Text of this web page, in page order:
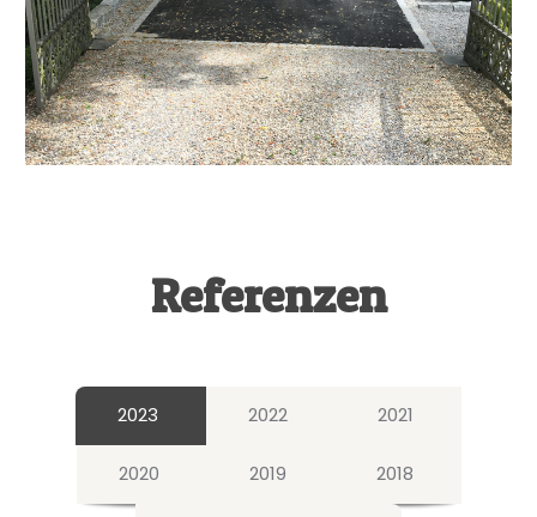
Referenzen
2023 2022 2021
2020 2019 2018